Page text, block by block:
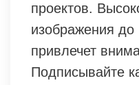
проектов.
изображения
привлечет
Подписывайте